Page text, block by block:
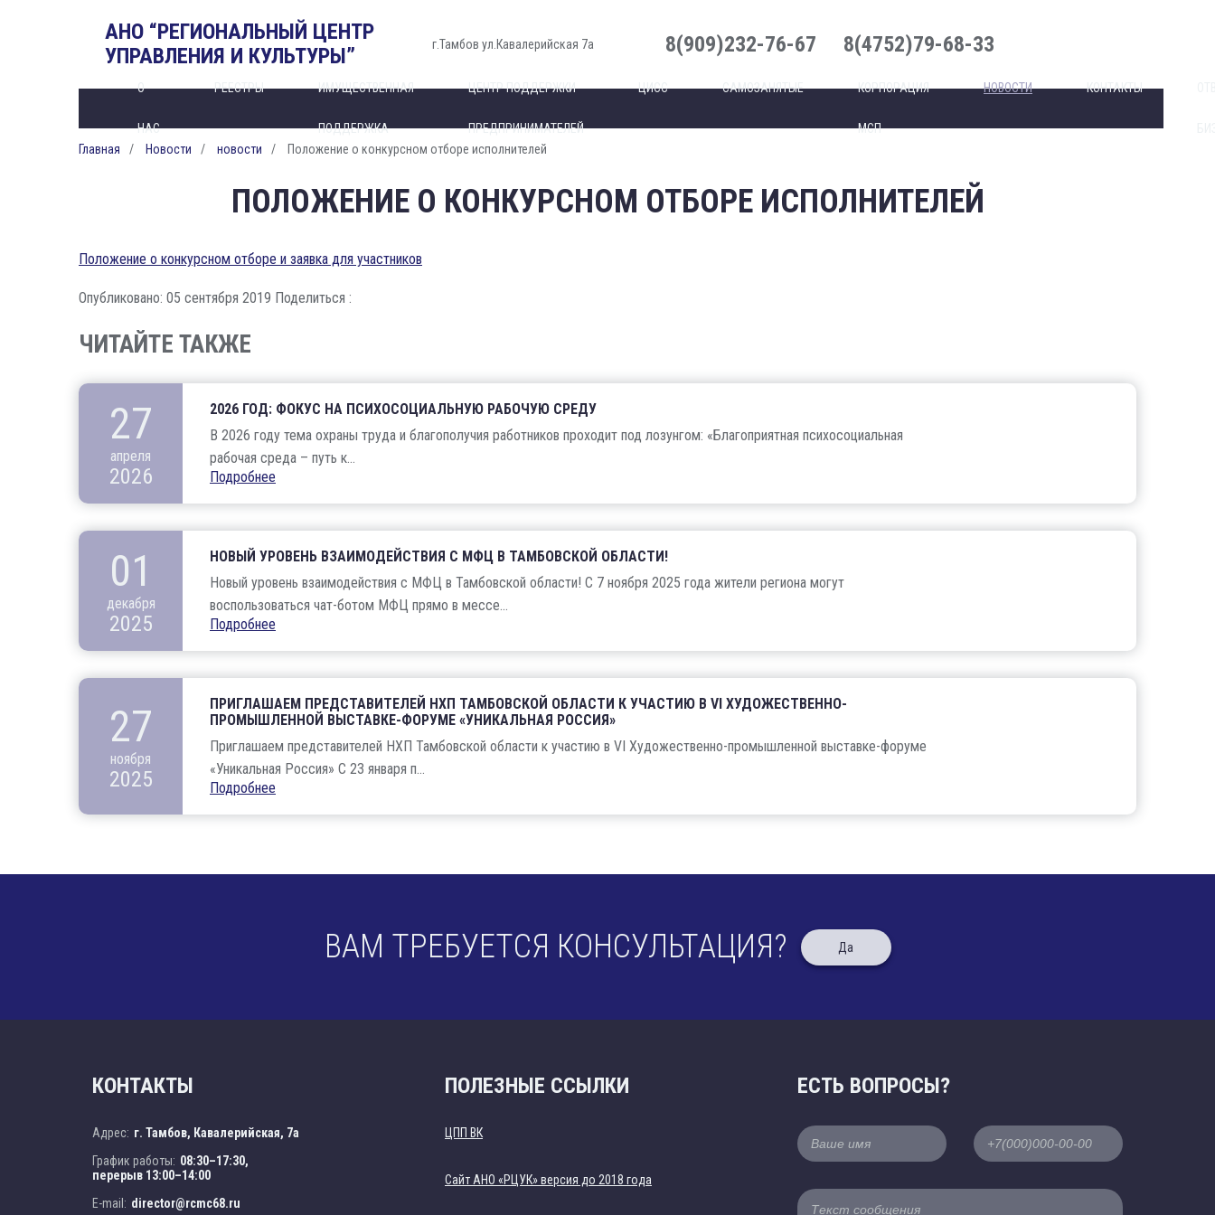
АНО “РЕГИОНАЛЬНЫЙ ЦЕНТР
УПРАВЛЕНИЯ И КУЛЬТУРЫ”
г.Тамбов ул.Кавалерийская 7а 8(909)232-76-67 8(4752)79-68-33
О
НАС
РЕЕСТРЫ ИМУЩЕСТВЕННАЯ
ПОДДЕРЖКА
ЦЕНТР ПОДДЕРЖКИ
ПРЕДПРИНИМАТЕЛЕЙ
ЦИСС САМОЗАНЯТЫЕ КОРПОРАЦИЯ
МСП
НОВОСТИ КОНТАКТЫ
Главная
Новости новости Положение о конкурсном отборе исполнителей
ПОЛОЖЕНИЕ О КОНКУРСНОМ ОТБОРЕ ИСПОЛНИТЕЛЕЙ
Положение о конкурсном отборе и заявка для участников
Опубликовано: 05 сентября 2019 Поделиться :
ЧИТАЙТЕ ТАКЖЕ
27
апреля
2026
2026 ГОД: ФОКУС НА ПСИХОСОЦИАЛЬНУЮ РАБОЧУЮ СРЕДУ
В 2026 году тема охраны труда и благополучия работников проходит под лозунгом: «Благоприятная психосоциальная
рабочая среда – путь к...
Подробнее
01
декабря
2025
НОВЫЙ УРОВЕНЬ ВЗАИМОДЕЙСТВИЯ С МФЦ В ТАМБОВСКОЙ ОБЛАСТИ!
Новый уровень взаимодействия с МФЦ в Тамбовской области! С 7 ноября 2025 года жители региона могут
воспользоваться чат-ботом МФЦ прямо в мессе...
Подробнее
27
ноября
2025
ПРИГЛАШАЕМ ПРЕДСТАВИТЕЛЕЙ НХП ТАМБОВСКОЙ ОБЛАСТИ К УЧАСТИЮ В VI ХУДОЖЕСТВЕННО-
ПРОМЫШЛЕННОЙ ВЫСТАВКЕ-ФОРУМЕ «УНИКАЛЬНАЯ РОССИЯ»
Приглашаем представителей НХП Тамбовской области к участию в VI Художественно-промышленной выставке-форуме
«Уникальная Россия» С 23 января п...
Подробнее
ВАМ ТРЕБУЕТСЯ КОНСУЛЬТАЦИЯ? Да
КОНТАКТЫ
Адрес: г. Тамбов, Кавалерийская, 7а
График работы: 08:30–17:30,
перерыв 13:00–14:00
E-mail: director@rcmc68.ru
ПОЛЕЗНЫЕ ССЫЛКИ
ЦПП ВК
Cайт АНО «РЦУК» версия до 2018 года
ЕСТЬ ВОПРОСЫ?